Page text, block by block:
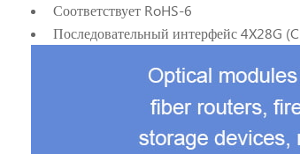
Соответствует RoHS-6
Последовательный интерфейс 4X28G